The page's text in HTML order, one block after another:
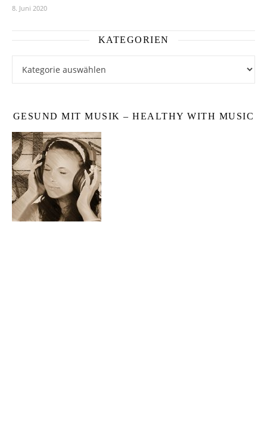
8. Juni 2020
KATEGORIEN
GESUND MIT MUSIK – HEALTHY WITH MUSIC